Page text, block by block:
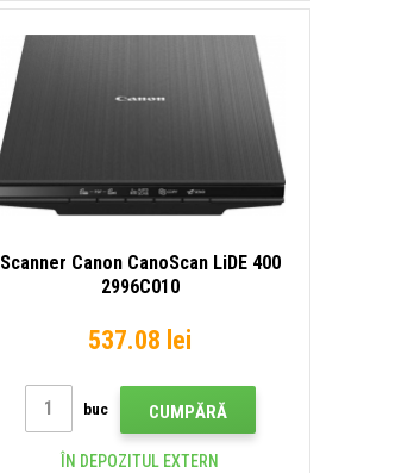
Scanner Canon CanoScan LiDE 400
2996C010
537.08 lei
buc CUMPĂRĂ
ÎN DEPOZITUL EXTERN